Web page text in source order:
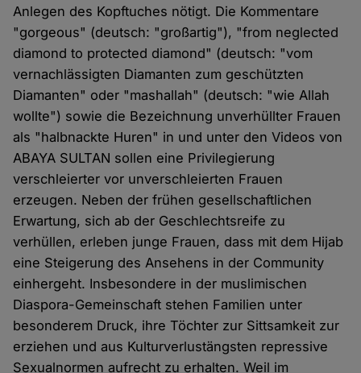
Anlegen des Kopftuches nötigt. Die Kommentare
"gorgeous" (deutsch: "großartig"), "from neglected
diamond to protected diamond" (deutsch: "vom
vernachlässigten Diamanten zum geschützten
Diamanten" oder "mashallah" (deutsch: "wie Allah
wollte") sowie die Bezeichnung unverhüllter Frauen
als "halbnackte Huren" in und unter den Videos von
ABAYA SULTAN sollen eine Privilegierung
verschleierter vor unverschleierten Frauen
erzeugen. Neben der frühen gesellschaftlichen
Erwartung, sich ab der Geschlechtsreife zu
verhüllen, erleben junge Frauen, dass mit dem Hijab
eine Steigerung des Ansehens in der Community
einhergeht. Insbesondere in der muslimischen
Diaspora-Gemeinschaft stehen Familien unter
besonderem Druck, ihre Töchter zur Sittsamkeit zur
erziehen und aus Kulturverlustängsten repressive
Sexualnormen aufrecht zu erhalten. Weil im